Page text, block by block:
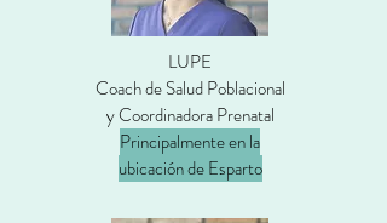
LUPE
Coach de Salud Poblacional
y Coordinadora Prenatal
Principalmente en la
ubicación de Esparto